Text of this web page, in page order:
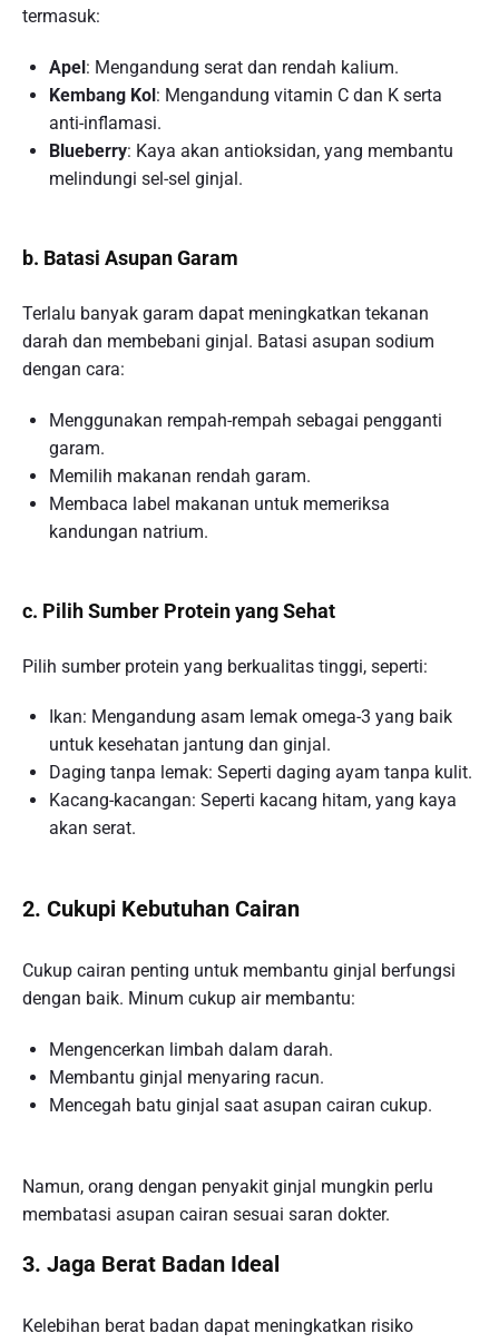
termasuk:
Apel: Mengandung serat dan rendah kalium.
Kembang Kol: Mengandung vitamin C dan K serta
anti-inflamasi.
Blueberry: Kaya akan antioksidan, yang membantu
melindungi sel-sel ginjal.
b. Batasi Asupan Garam
Terlalu banyak garam dapat meningkatkan tekanan
darah dan membebani ginjal. Batasi asupan sodium
dengan cara:
Menggunakan rempah-rempah sebagai pengganti
garam.
Memilih makanan rendah garam.
Membaca label makanan untuk memeriksa
kandungan natrium.
c. Pilih Sumber Protein yang Sehat
Pilih sumber protein yang berkualitas tinggi, seperti:
Ikan: Mengandung asam lemak omega-3 yang baik
untuk kesehatan jantung dan ginjal.
Daging tanpa lemak: Seperti daging ayam tanpa kulit.
Kacang-kacangan: Seperti kacang hitam, yang kaya
akan serat.
2. Cukupi Kebutuhan Cairan
Cukup cairan penting untuk membantu ginjal berfungsi
dengan baik. Minum cukup air membantu:
Mengencerkan limbah dalam darah.
Membantu ginjal menyaring racun.
Mencegah batu ginjal saat asupan cairan cukup.
Namun, orang dengan penyakit ginjal mungkin perlu
membatasi asupan cairan sesuai saran dokter.
3. Jaga Berat Badan Ideal
Kelebihan berat badan dapat meningkatkan risiko